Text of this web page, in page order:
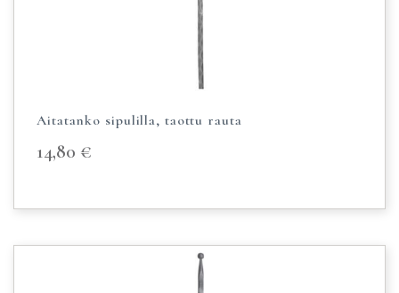
Aitatanko sipulilla, taottu rauta
14,80 €